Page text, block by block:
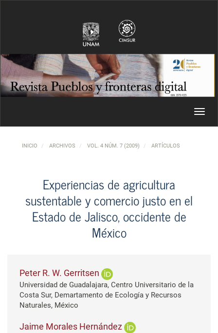
INICIO ARCHIVOS VOL. 4 NÚM. 7 (2009) ARTÍCULOS
Experiencias de agricultura
sustentable y comercio justo en el
Estado de Jalisco, occidente de
México
Peter R. W. Gerritsen
Universidad de Guadalajara, Centro Universitario de la
Costa Sur, Demartamento de Ecología y Recursos
Naturales, México
Jaime Morales Hernández